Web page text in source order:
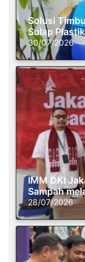
Solusi
Sulap
30/07/2026
IMM DKI
Sampah
28/07/2026